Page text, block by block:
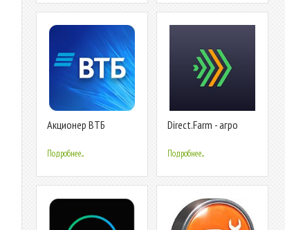
Акционер ВТБ
Подробнее...
Direct.Farm - агро
Подробнее...